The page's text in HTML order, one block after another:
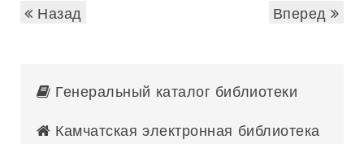
Назад
Вперед
Генеральный каталог библиотеки
Камчатская электронная библиотека